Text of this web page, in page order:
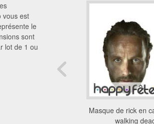
vous est
le
sont
lot de 1 ou
Masque de rick en
walking